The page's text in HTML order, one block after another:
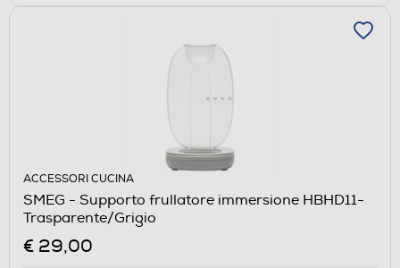
ACCESSORI CUCINA
SMEG - Supporto frullatore immersione HBHD11-
Trasparente/Grigio
€ 29,00